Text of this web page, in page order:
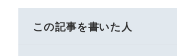
この記事を書いた人